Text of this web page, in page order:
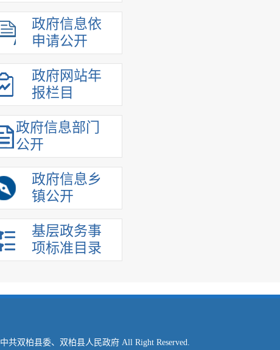
政府信息依
申请公开
政府网站年
报栏目
政府信息部门
公开
政府信息乡
镇公开
基层政务事
项标准目录
中共双柏县委、双柏县人民政府 All Right Reserved.